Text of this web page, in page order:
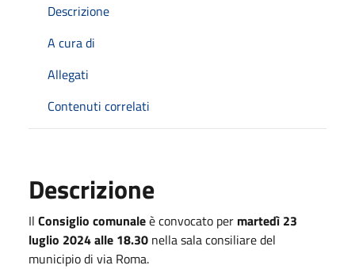
Descrizione
A cura di
Allegati
Contenuti correlati
Descrizione
Il Consiglio comunaleè convocato per martedì 23
luglio 2024 alle 18.30 nella sala consiliare del
municipio di via Roma.